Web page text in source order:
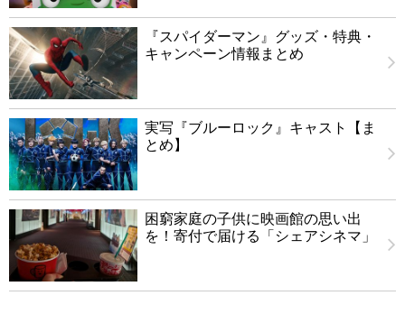
『スパイダーマン』グッズ・特典・
キャンペーン情報まとめ
実写『ブルーロック』キャスト【ま
とめ】
困窮家庭の子供に映画館の思い出
を！寄付で届ける「シェアシネマ」